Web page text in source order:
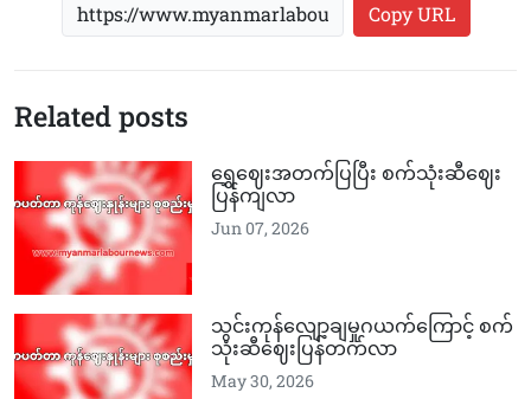
Copy URL
Related posts
ရွှေဈေးအတက်ပြပြီး စက်သုံးဆီဈေး
ပြန်ကျလာ
Jun 07, 2026
သွင်းကုန်လျော့ချမှုဂယက်ကြောင့် စက်
သုံးဆီဈေးပြန်တက်လာ
May 30, 2026